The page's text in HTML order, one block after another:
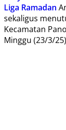
Liga Ramadan
sekaligus
Kecamatan
Minggu (23/3/